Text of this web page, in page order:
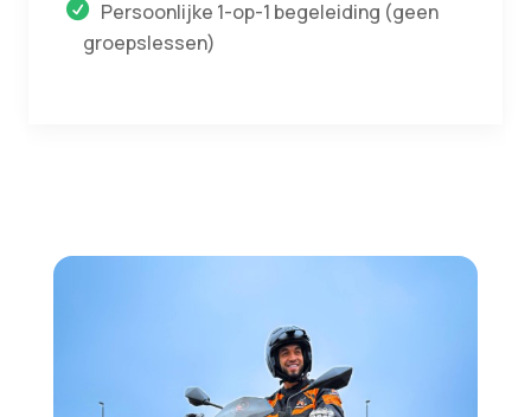
Persoonlijke 1-op-1 begeleiding (geen
groepslessen)